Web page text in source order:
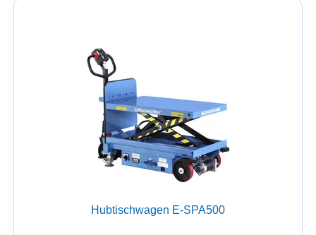
Hubtischwagen E-SPA500